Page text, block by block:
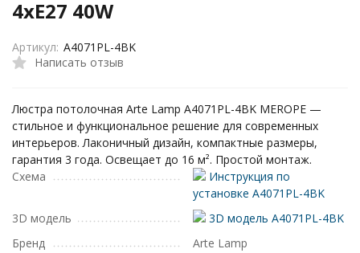
4xE27 40W
Написать отзыв
Артикул: A4071PL-4BK
Люстра потолочная Arte Lamp A4071PL-4BK MEROPE —
стильное и функциональное решение для современных
интерьеров. Лаконичный дизайн, компактные размеры,
гарантия 3 года. Освещает до 16 м². Простой монтаж.
Схема
Инструкция по
установке A4071PL-4BK
3D модель
3D модель A4071PL-4BK
Бренд
Arte Lamp